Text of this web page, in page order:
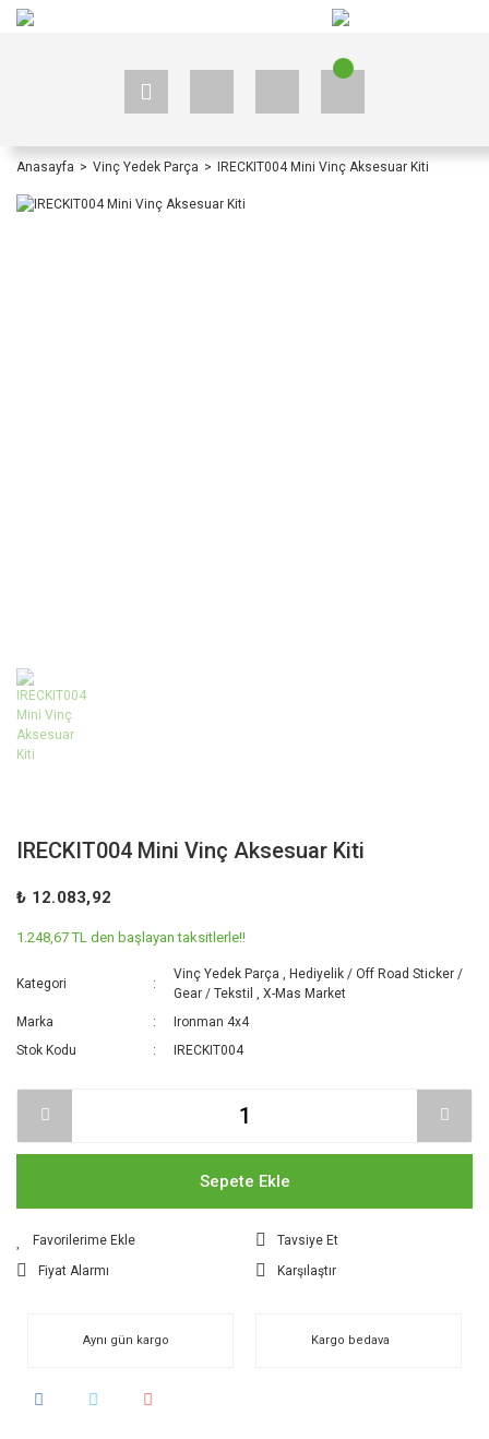
Anasayfa Vinç Yedek Parça IRECKIT004 Mini Vinç Aksesuar Kiti
IRECKIT004 Mini Vinç Aksesuar Kiti
₺ 12.083,92
1.248,67 TL den başlayan taksitlerle!!
Kategori
Vinç Yedek Parça ,Hediyelik / Off Road Sticker /
Gear / Tekstil
,X-Mas Market
Marka
Ironman 4x4
Stok Kodu
IRECKIT004
Sepete Ekle
Tavsiye Et
Fiyat Alarmı
Karşılaştır
Aynı gün kargo Kargo bedava